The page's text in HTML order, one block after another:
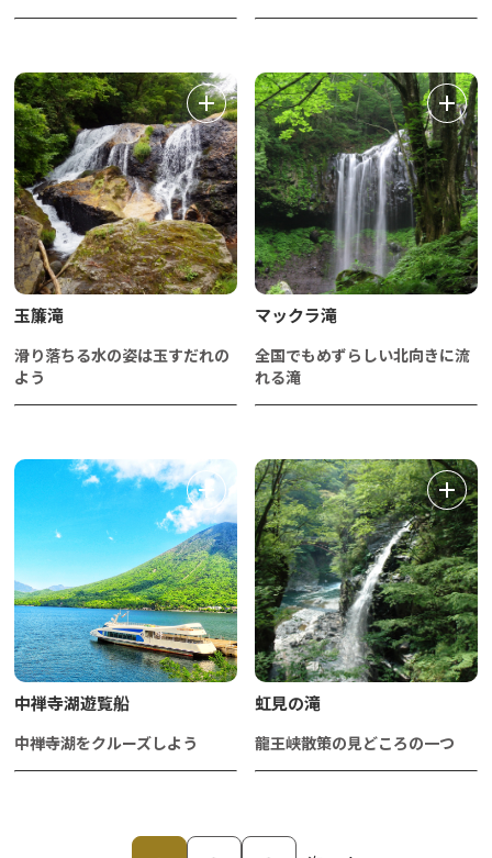
玉簾滝
滑り落ちる水の姿は玉すだれの
よう
マックラ滝
全国でもめずらしい北向きに流
れる滝
中禅寺湖遊覧船
中禅寺湖をクルーズしよう
虹見の滝
龍王峡散策の見どころの一つ